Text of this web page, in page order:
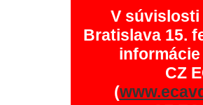
V súvislosti
Bratislava 15.
CZ
(